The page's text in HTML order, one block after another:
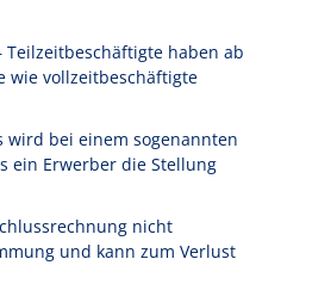
haben ab
wie vollzeitbeschäftigte
wird bei einem sogenannten
ein Erwerber die Stellung
nicht
und kann zum Verlust